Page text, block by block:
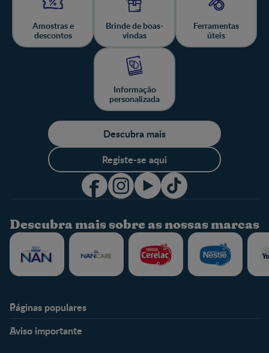
Amostras e
descontos
Brinde de boas-
vindas
Ferramentas
úteis
Informação
personalizada
Descubra mais
Registe-se aqui
Descubra mais sobre as nossas marcas
Páginas populares
Sobre Nós
Aviso importante